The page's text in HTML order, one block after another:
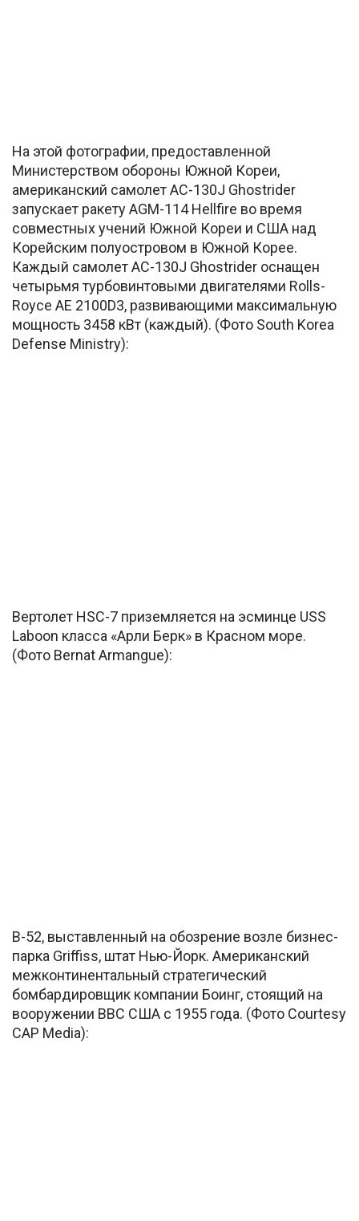
На этой фотографии, предоставленной
Министерством обороны Южной Кореи,
американский самолет AC-130J Ghostrider
запускает ракету AGM-114 Hellfire во время
совместных учений Южной Кореи и США над
Корейским полуостровом в Южной Корее.
Каждый самолет AC-130J Ghostrider оснащен
четырьмя турбовинтовыми двигателями Rolls-
Royce AE 2100D3, развивающими максимальную
мощность 3458 кВт (каждый). (Фото South Korea
Defense Ministry):
Вертолет HSC-7 приземляется на эсминце USS
Laboon класса «Арли Берк» в Красном море.
(Фото Bernat Armangue):
B-52, выставленный на обозрение возле бизнес-
парка Griffiss, штат Нью-Йорк. Американский
межконтинентальный стратегический
бомбардировщик компании Боинг, стоящий на
вооружении ВВС США с 1955 года. (Фото Courtesy
CAP Media):